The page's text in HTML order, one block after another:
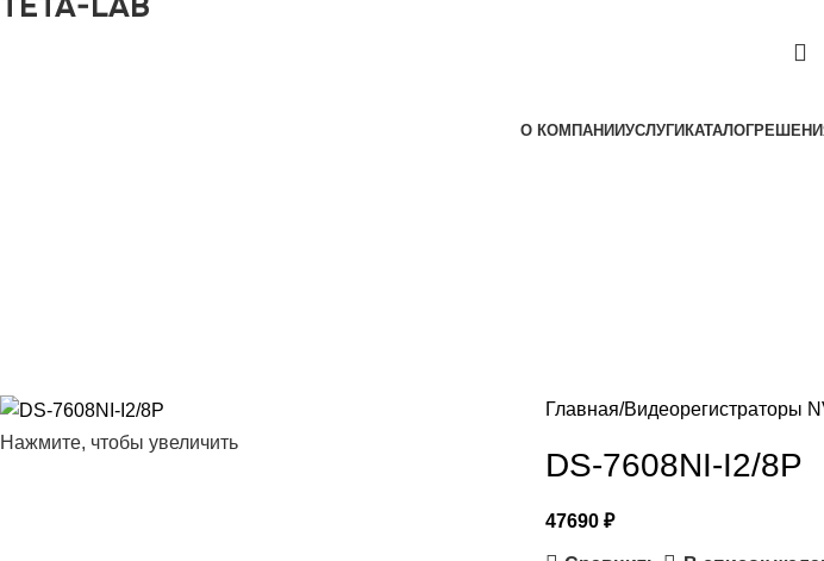
О КОМПАНИИУСЛУГИ КАТАЛОГ
Нажмите, чтобы увеличить
Главная Видеорегистраторы
DS-7608NI-I2/8P
47690 ₽